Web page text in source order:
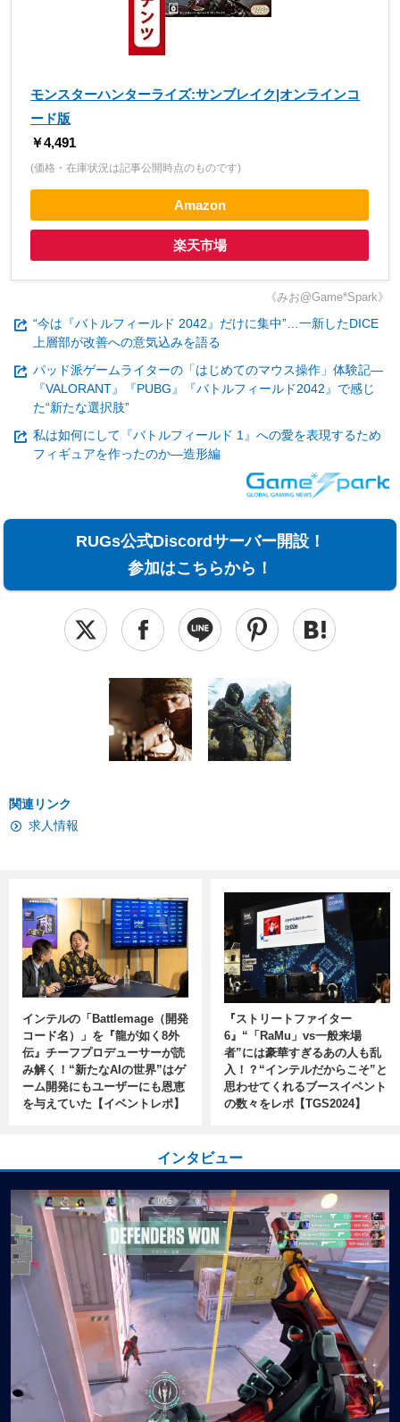
モンスターハンターライズ:サンブレイク|オンラインコ
ード版
￥4,491
(価格・在庫状況は記事公開時点のものです)
Amazon
楽天市場
《みお@Game*Spark》
“今は『バトルフィールド 2042』だけに集中”…一新したDICE
上層部が改善への意気込みを語る
パッド派ゲームライターの「はじめてのマウス操作」体験記―
『VALORANT』『PUBG』『バトルフィールド2042』で感じ
た“新たな選択肢”
私は如何にして『バトルフィールド 1』への愛を表現するため
フィギュアを作ったのか―造形編
RUGs公式Discordサーバー開設！
参加はこちらから！
関連リンク
求人情報
インテルの「Battlemage（開発
コード名）」を『龍が如く8外
伝』チーフプロデューサーが読
み解く！“新たなAIの世界”はゲ
ーム開発にもユーザーにも恩恵
を与えていた【イベントレポ】
『ストリートファイター
6』“「RaMu」vs一般来場
者”には豪華すぎるあの人も乱
入！？“インテルだからこそ”と
思わせてくれるブースイベント
の数々をレポ【TGS2024】
インタビュー